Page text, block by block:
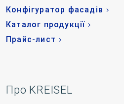
Конфігуратор фасадів
Каталог продукції
Прайс-лист
Про KREISEL